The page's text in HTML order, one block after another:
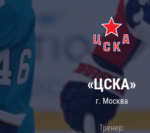
«ЦСКА»
г. Москва
Тренер: